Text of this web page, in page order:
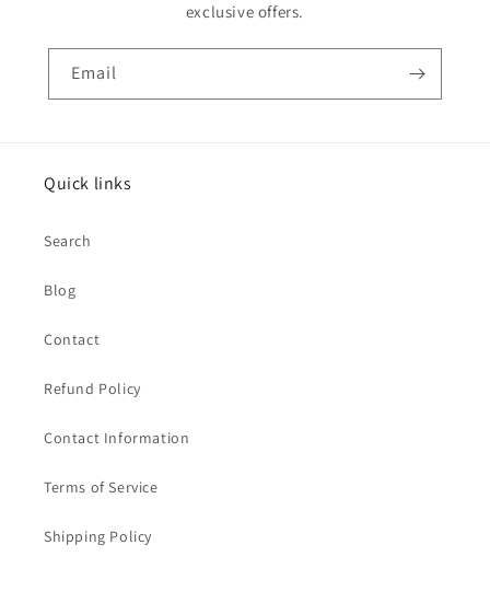
exclusive offers.
Email
Quick links
Search
Blog
Contact
Refund Policy
Contact Information
Terms of Service
Shipping Policy